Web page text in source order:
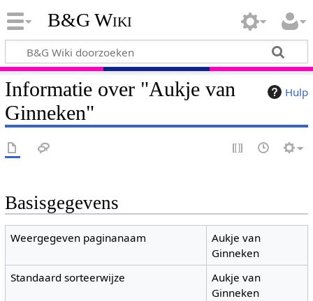
B&G Wiki
Hulp
Informatie over "Aukje van
Ginneken"
Basisgegevens
Weergegeven paginanaam
Aukje van
Ginneken
Standaard sorteerwijze
Aukje van
Ginneken